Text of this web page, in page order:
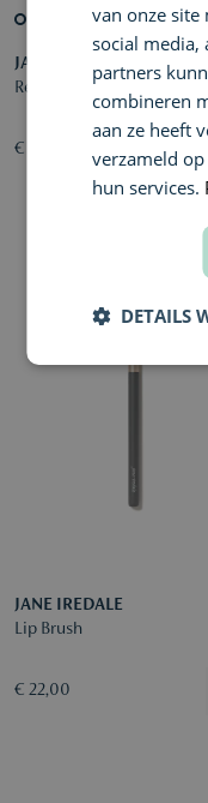
JANE IREDALE
Refillable Compact
€ 25,00
JANE IREDALE
Lip Brush
€ 22,00
van onze
social media,
partners
combineren
aan ze heeft
verzameld
hun services.
DETAILS